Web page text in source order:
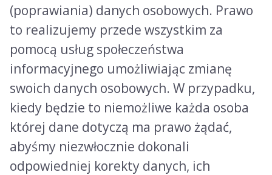
(poprawiania) danych osobowych. Prawo
to realizujemy przede wszystkim za
pomocą usług społeczeństwa
informacyjnego umożliwiając zmianę
swoich danych osobowych. W przypadku,
kiedy będzie to niemożliwe każda osoba
której dane dotyczą ma prawo żądać,
abyśmy niezwłocznie dokonali
odpowiedniej korekty danych, ich